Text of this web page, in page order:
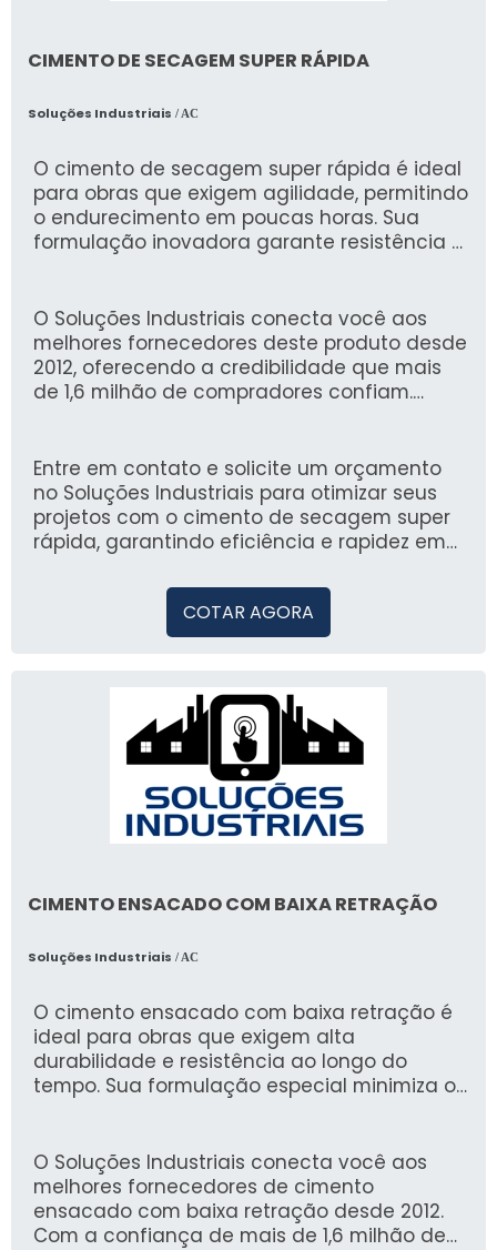
CIMENTO DE SECAGEM SUPER RÁPIDA
Soluções Industriais / AC
O cimento de secagem super rápida é ideal
para obras que exigem agilidade, permitindo
o endurecimento em poucas horas. Sua
formulação inovadora garante resistência e
O Soluções Industriais conecta você aos
melhores fornecedores deste produto desde
2012, oferecendo a credibilidade que mais
de 1,6 milhão de compradores confiam.
industriais de qualidade.
Entre em contato e solicite um orçamento
no Soluções Industriais para otimizar seus
projetos com o cimento de secagem super
rápida, garantindo eficiência e rapidez em
COTAR AGORA
CIMENTO ENSACADO COM BAIXA RETRAÇÃO
Soluções Industriais / AC
O cimento ensacado com baixa retração é
ideal para obras que exigem alta
durabilidade e resistência ao longo do
tempo. Sua formulação especial minimiza o
confiável.
O Soluções Industriais conecta você aos
melhores fornecedores de cimento
ensacado com baixa retração desde 2012.
Com a confiança de mais de 1,6 milhão de